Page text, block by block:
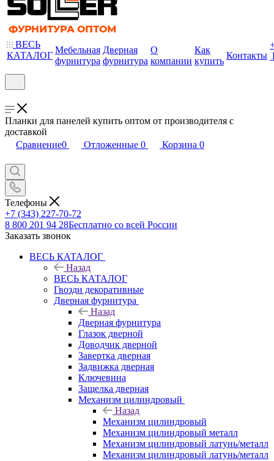
ВЕСЬ
КАТАЛОГ
Мебельная
фурнитура
Дверная
фурнитура
О
компании
Как
купить
Контакты
Планки для панелей купить оптом от производителя с
доставкой
Сравнение0 Отложенные 0 Корзина 0
Телефоны
+7 (343) 227-70-72
8 800 201 94 28Бесплатно со всей России
Заказать звонок
ВЕСЬ КАТАЛОГ
Назад
ВЕСЬ КАТАЛОГ
Гвозди декоративные
Дверная фурнитура
Назад
Дверная фурнитура
Глазок дверной
Доводчик дверной
Завертка дверная
Задвижка дверная
Ключевина
Защелка дверная
Механизм цилиндровый
Назад
Механизм цилиндровый
Механизм цилиндровый металл
Механизм цилиндровый латунь/металл
Механизм цилиндровый латунь/металл